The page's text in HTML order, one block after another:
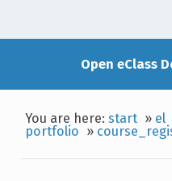
Open eClass
You are here:start » el
portfolio »